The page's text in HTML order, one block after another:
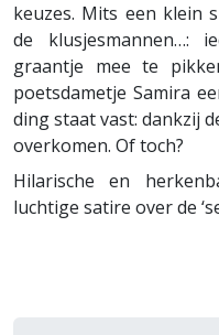
keuzes. Mits een klein
de klusjesmannen…:
graantje mee te
poetsdametje Samira
ding staat vast: dankzij
overkomen. Of toch?
Hilarische en
luchtige satire over de